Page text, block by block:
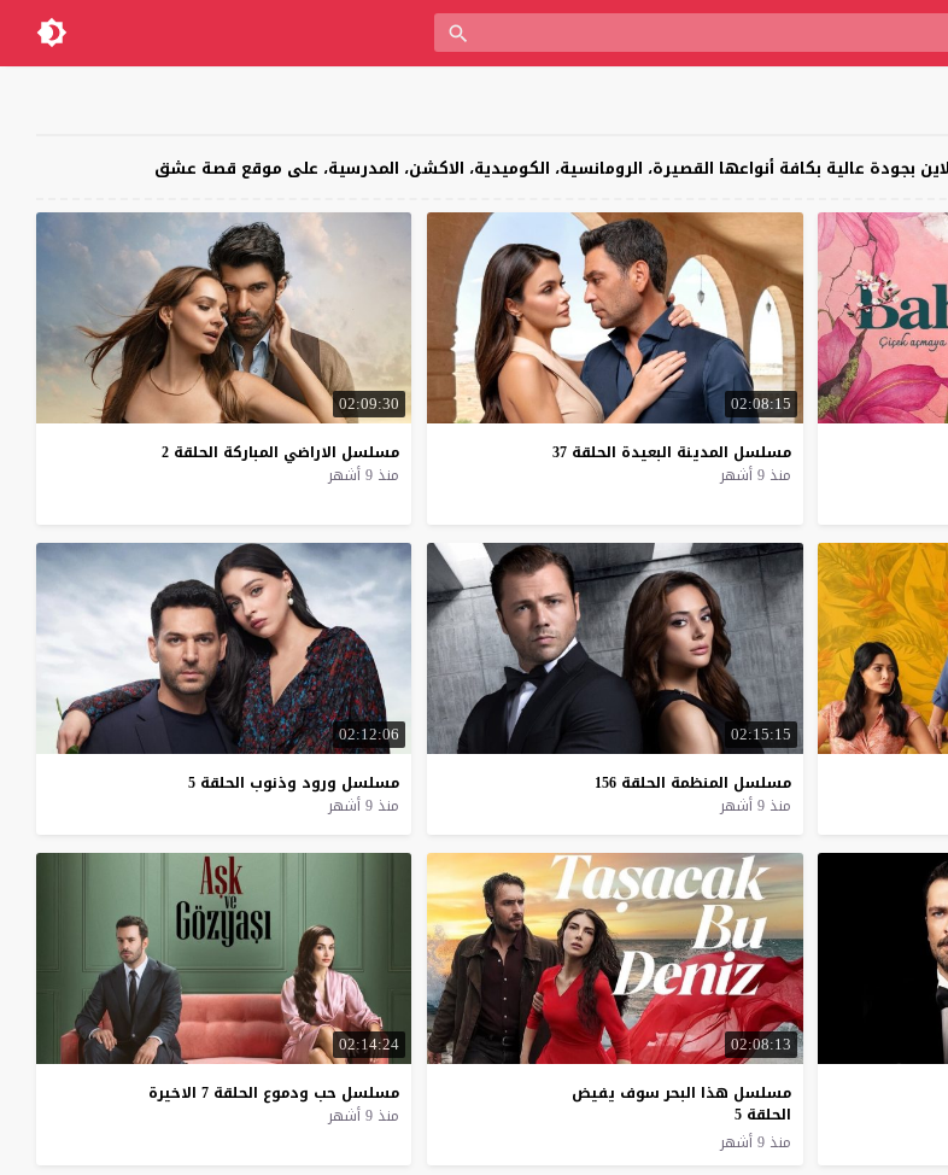
02:08:15
مسلسل المدينة البعيدة الحلقة 37
منذ 9 أشهر
02:09:30
مسلسل الاراضي المباركة الحلقة 2
منذ 9 أشهر
02:15:15
مسلسل المنظمة الحلقة 156
منذ 9 أشهر
02:12:06
مسلسل ورود وذنوب الحلقة 5
منذ 9 أشهر
02:08:13
مسلسل هذا البحر سوف يفيض
الحلقة 5
منذ 9 أشهر
02:14:24
مسلسل حب ودموع الحلقة 7 الاخيرة
منذ 9 أشهر